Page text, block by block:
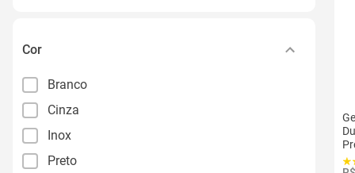
Cor
Branco
Cinza
Inox
Preto